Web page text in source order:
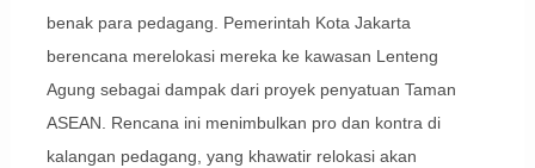
benak para pedagang. Pemerintah Kota Jakarta
berencana merelokasi mereka ke kawasan Lenteng
Agung sebagai dampak dari proyek penyatuan Taman
ASEAN. Rencana ini menimbulkan pro dan kontra di
kalangan pedagang, yang khawatir relokasi akan